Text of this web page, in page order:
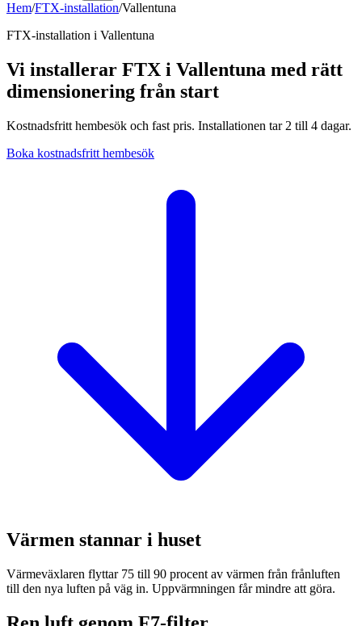
Hem/FTX-installation/Vallentuna
FTX-installation i Vallentuna
Vi installerar FTX i Vallentuna med rätt
dimensionering från start
Kostnadsfritt hembesök och fast pris. Installationen tar 2 till 4 dagar.
Boka kostnadsfritt hembesök
Värmen stannar i huset
Värmeväxlaren flyttar 75 till 90 procent av värmen från frånluften
till den nya luften på väg in. Uppvärmningen får mindre att göra.